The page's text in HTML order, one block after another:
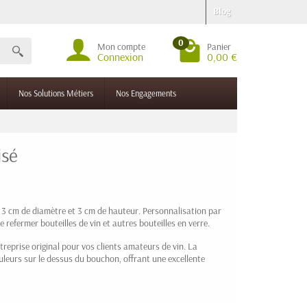
Blog
Mon compte
Connexion
0 Panier
0,00 €
Nos Solutions Métiers Nos Engagements
cm de diamètre et 3 cm de hauteur. Personnalisation par
bouteilles de vin et autres bouteilles en verre.
original pour vos clients amateurs de vin. La
sur le dessus du bouchon, offrant une excellente